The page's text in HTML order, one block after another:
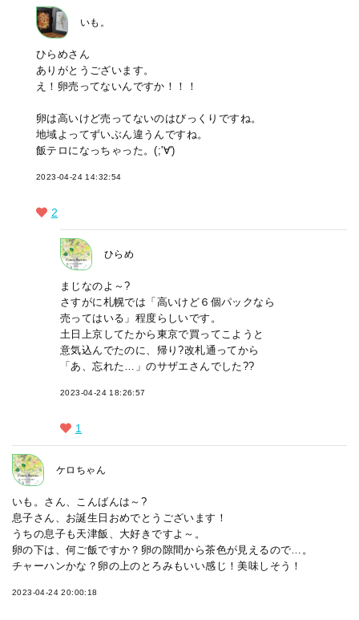
いも。
ひらめさん
ありがとうございます。
え！卵売ってないんですか！！！
卵は高いけど売ってないのはびっくりですね。
地域よってずいぶん違うんですね。
飯テロになっちゃった。(;'∀')
2023-04-24 14:32:54
2
ひらめ
まじなのよ～?
さすがに札幌では「高いけど６個パックなら
売ってはいる」程度らしいです。
土日上京してたから東京で買ってこようと
意気込んでたのに、帰り?改札通ってから
「あ、忘れた…」のサザエさんでした??
2023-04-24 18:26:57
1
ケロちゃん
いも。さん、こんばんは～?
息子さん、お誕生日おめでとうございます！
うちの息子も天津飯、大好きですよ～。
卵の下は、何ご飯ですか？卵の隙間から茶色が見えるので…。
チャーハンかな？卵の上のとろみもいい感じ！美味しそう！
2023-04-24 20:00:18